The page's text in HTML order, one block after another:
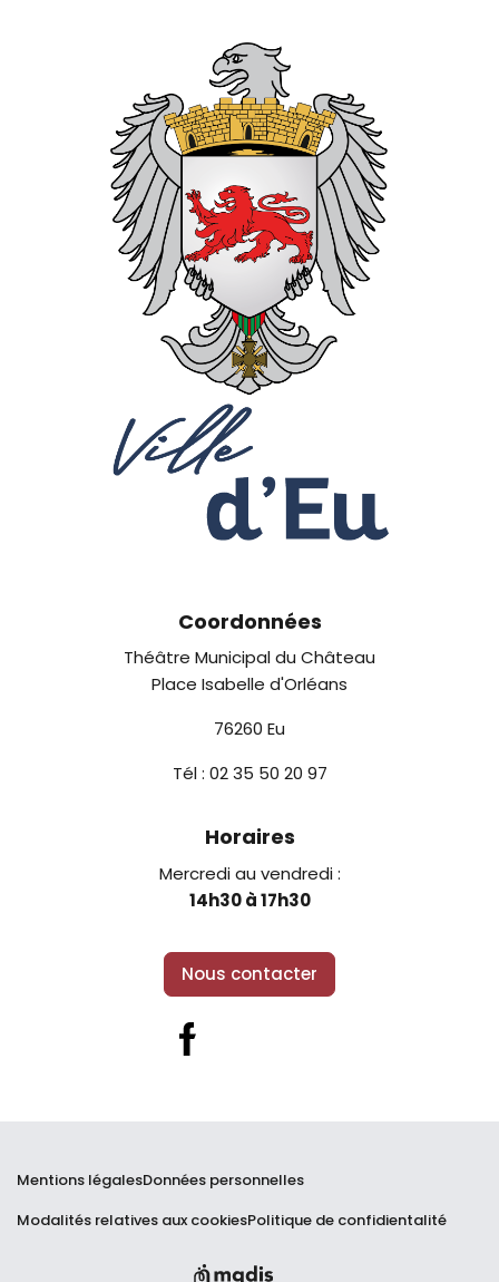
Coordonnées
Théâtre Municipal du Château
Place Isabelle d'Orléans
76260 Eu
Tél : 02 35 50 20 97
Horaires
Mercredi au vendredi :
14h30 à 17h30
Nous contacter
Facebook
Mentions légalesDonnées personnelles
Modalités relatives aux cookiesPolitique de confidientalité